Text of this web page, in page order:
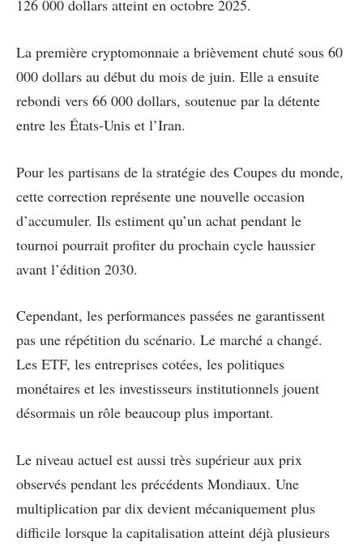
126 000 dollars atteint en octobre 2025.
La première cryptomonnaie a brièvement chuté sous 60
000 dollars au début du mois de juin. Elle a ensuite
rebondi vers 66 000 dollars, soutenue par la détente
entre les États-Unis et l’Iran.
Pour les partisans de la stratégie des Coupes du monde,
cette correction représente une nouvelle occasion
d’accumuler. Ils estiment qu’un achat pendant le
tournoi pourrait profiter du prochain cycle haussier
avant l’édition 2030.
Cependant, les performances passées ne garantissent
pas une répétition du scénario. Le marché a changé.
Les ETF, les entreprises cotées, les politiques
monétaires et les investisseurs institutionnels jouent
désormais un rôle beaucoup plus important.
Le niveau actuel est aussi très supérieur aux prix
observés pendant les précédents Mondiaux. Une
multiplication par dix devient mécaniquement plus
difficile lorsque la capitalisation atteint déjà plusieurs